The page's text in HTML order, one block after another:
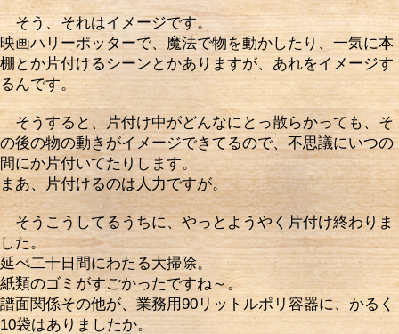
そう、それはイメージです。
映画ハリーポッターで、魔法で物を動かしたり、一気に本
棚とか片付けるシーンとかありますが、あれをイメージす
るんです。
そうすると、片付け中がどんなにとっ散らかっても、そ
の後の物の動きがイメージできてるので、不思議にいつの
間にか片付いてたりします。
まあ、片付けるのは人力ですが。
そうこうしてるうちに、やっとようやく片付け終わりま
した。
延べ二十日間にわたる大掃除。
紙類のゴミがすごかったですね～。
譜面関係その他が、業務用90リットルポリ容器に、かるく
10袋はありましたか。